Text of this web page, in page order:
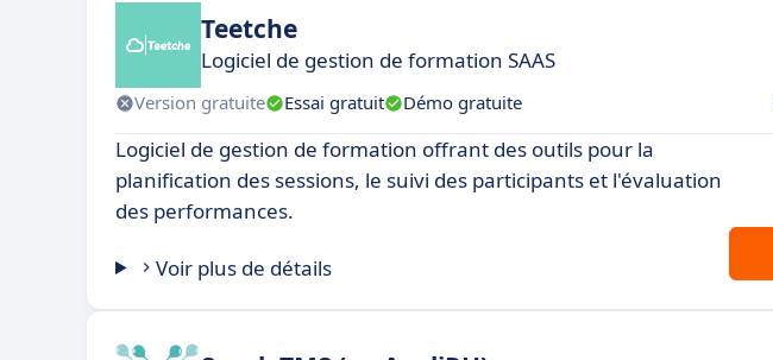
Teetche
Logiciel de gestion de formation SAAS
Version gratuite Essai gratuit Démo gratuite
Logiciel de gestion de formation offrant des outils pour la
planification des sessions, le suivi des participants et l'évaluation
des performances.
Voir plus de détails